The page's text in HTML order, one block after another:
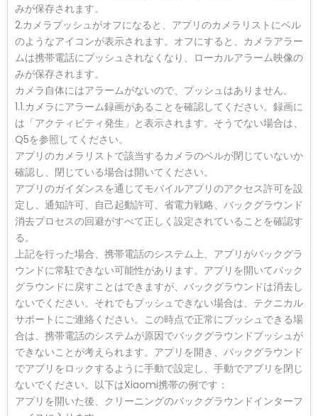
みが保存されます。
2.カメラプッシュがオフになると、アプリのカメラリストにベル
のようなアイコンが表示されます。オフにすると、カメラアラー
ムは携帯電話にプッシュされなくなり、ローカルアラーム映像の
みが保存されます。
カメラ自体にはアラームがないので、プッシュはありません。
1.1.カメラにアラーム録画があることを確認してください。録画に
は「アクティビティ発生」と表示されます。そうでない場合は、
Q5を参照してください。
アプリのカメラリストで該当するカメラのベルが閉じていないか
確認し、閉じている場合は開いてください。
アプリのガイダンスを通じてモバイルアプリのアクセス許可を設
定し、通知許可、自己起動許可、省電力戦略、バックグラウンド
消去プロセスの回避がすべて正しく設定されていることを確認す
る。
上記を行った場合、携帯電話のシステム上、アプリがバックグラ
ウンドに常駐できない可能性があります。アプリを開いてバック
グラウンドに戻すことはできますが、バックグラウンドは消去し
ないでください。それでもプッシュできない場合は、テクニカル
サポートにご連絡ください。この時点で正常にプッシュできる場
合は、携帯電話のシステムが原因でバックグラウンドプッシュが
できないことが考えられます。アプリを開き、バックグラウンド
でアプリをロックするように手動で設定し、手動でアプリを閉じ
ないでください。以下はXiaomi携帯の例です：
アプリを開いた後、クリーニングのバックグラウンドインターフ